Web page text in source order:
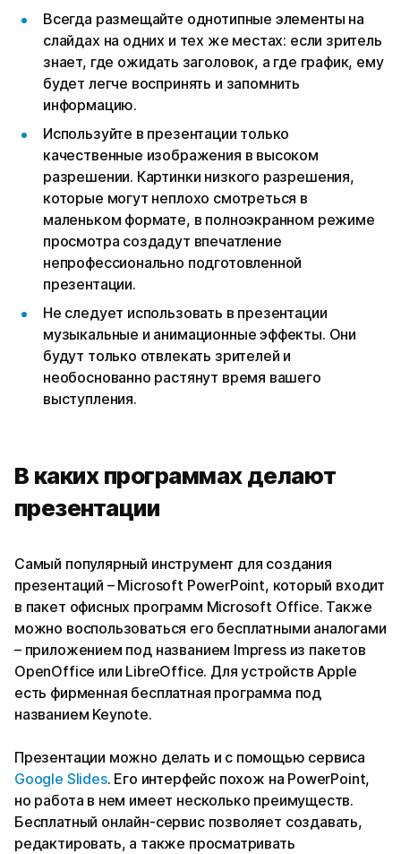
Всегда размещайте однотипные элементы на
слайдах на одних и тех же местах: если зритель
знает, где ожидать заголовок, а где график, ему
будет легче воспринять и запомнить
информацию.
Используйте в презентации только
качественные изображения в высоком
разрешении. Картинки низкого разрешения,
которые могут неплохо смотреться в
маленьком формате, в полноэкранном режиме
просмотра создадут впечатление
непрофессионально подготовленной
презентации.
Не следует использовать в презентации
музыкальные и анимационные эффекты. Они
будут только отвлекать зрителей и
необоснованно растянут время вашего
выступления.
В каких программах делают
презентации
Самый популярный инструмент для создания
презентаций – Microsoft PowerPoint, который входит
в пакет офисных программ Microsoft Office. Также
можно воспользоваться его бесплатными аналогами
– приложением под названием Impress из пакетов
OpenOffice или LibreOffice. Для устройств Apple
есть фирменная бесплатная программа под
названием Keynote.
Презентации можно делать и с помощью сервиса
Google Slides. Его интерфейс похож на PowerPoint,
но работа в нем имеет несколько преимуществ.
Бесплатный онлайн-сервис позволяет создавать,
редактировать, а также просматривать